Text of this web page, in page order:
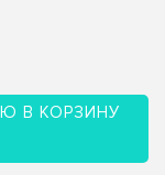
В КОРЗИНУ